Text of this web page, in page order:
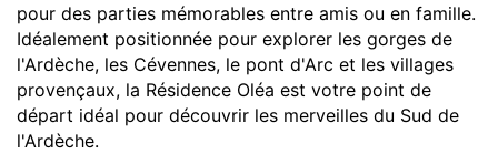
pour des parties mémorables entre amis ou en famille.
Idéalement positionnée pour explorer les gorges de
l'Ardèche, les Cévennes, le pont d'Arc et les villages
provençaux, la Résidence Oléa est votre point de
départ idéal pour découvrir les merveilles du Sud de
l'Ardèche.